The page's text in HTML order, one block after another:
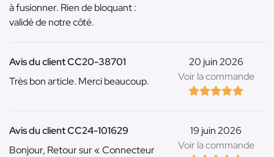
à fusionner. Rien de bloquant :
validé de notre côté.
20 juin 2026
Voir la commande
Avis du client CC20-38701
Très bon article. Merci beaucoup.
19 juin 2026
Voir la commande
Avis du client CC24-101629
Bonjour, Retour sur « Connecteur